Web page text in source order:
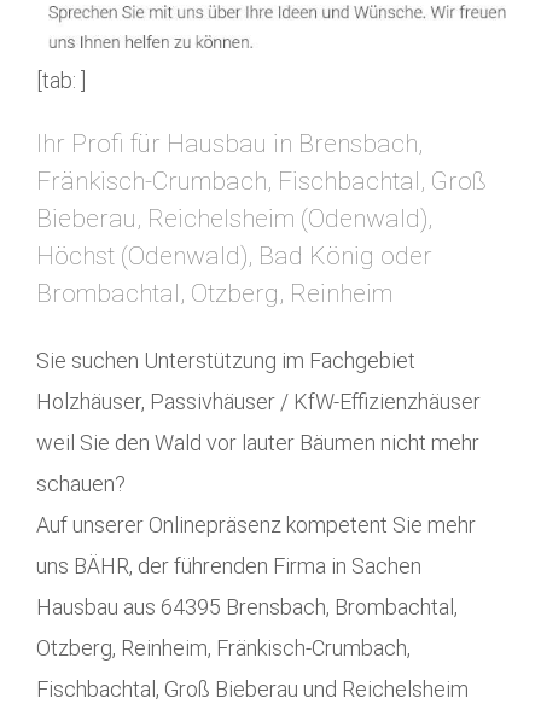
[tab: ]
Ihr Profi für Hausbau in Brensbach,
Fränkisch-Crumbach, Fischbachtal, Groß
Bieberau, Reichelsheim (Odenwald),
Höchst (Odenwald), Bad König oder
Brombachtal, Otzberg, Reinheim
Sie suchen Unterstützung im Fachgebiet
Holzhäuser, Passivhäuser / KfW-Effizienzhäuser
weil Sie den Wald vor lauter Bäumen nicht mehr
schauen?
Auf unserer Onlinepräsenz kompetent Sie mehr
uns BÄHR, der führenden Firma in Sachen
Hausbau aus 64395 Brensbach, Brombachtal,
Otzberg, Reinheim, Fränkisch-Crumbach,
Fischbachtal, Groß Bieberau und Reichelsheim